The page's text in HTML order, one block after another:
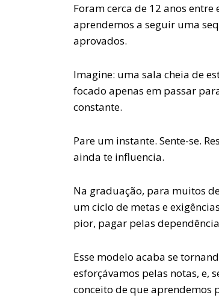
Foram cerca de 12 anos
aprendemos a seguir uma
aprovados.
Imagine: uma sala cheia de
focado apenas em passar
constante.
Pare um instante. Sente-se.
ainda te influencia.
Na graduação, para muitos
um ciclo de metas e
pior, pagar pelas
Esse modelo acaba se
esforçávamos pelas notas, e,
conceito de que aprendemos